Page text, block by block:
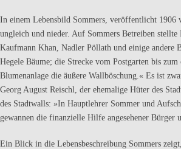
In einem Lebensbild Sommers, veröffentlicht 1906
ungleich und nieder. Auf Sommers Betreiben
Kaufmann Khan, Nadler Pöllath und einige andere
Hegele Bäume; die Strecke vom Post­garten bis
Blumenanlage die äußere Wallböschung.« Es ist
Georg August Reischl, der ehemalige Hüter des
des Stadtwalls: »In Hauptlehrer Sommer und
gewannen die finanzielle Hilfe angese­hener
Ein Blick in die Lebensbeschreibung Sommers